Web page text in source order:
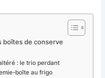
boîtes de conserve
: le trio perdant
boîte au frigo